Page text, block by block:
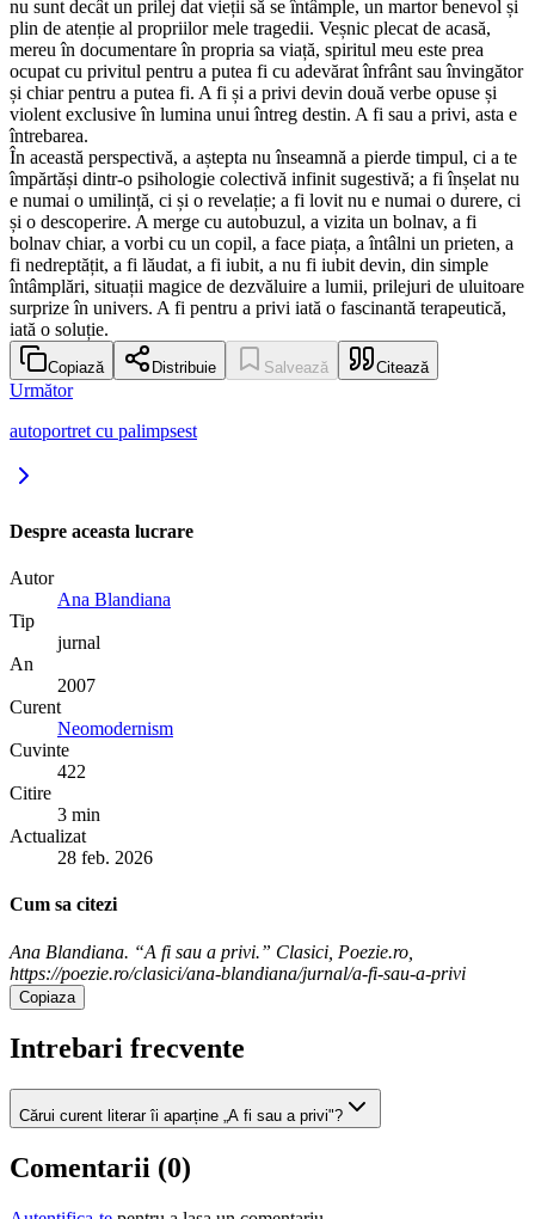
nu sunt decât un prilej dat vieții să se întâmple, un martor benevol și
plin de atenție al propriilor mele tragedii. Veșnic plecat de acasă,
mereu în documentare în propria sa viață, spiritul meu este prea
ocupat cu privitul pentru a putea fi cu adevărat înfrânt sau învingător
și chiar pentru a putea fi. A fi și a privi devin două verbe opuse și
violent exclusive în lumina unui întreg destin. A fi sau a privi, asta e
întrebarea.
În această perspectivă, a aștepta nu înseamnă a pierde timpul, ci a te
împărtăși dintr-o psihologie colectivă infinit sugestivă; a fi înșelat nu
e numai o umilință, ci și o revelație; a fi lovit nu e numai o durere, ci
și o descoperire. A merge cu autobuzul, a vizita un bolnav, a fi
bolnav chiar, a vorbi cu un copil, a face piața, a întâlni un prieten, a
fi nedreptățit, a fi lăudat, a fi iubit, a nu fi iubit devin, din simple
întâmplări, situații magice de dezvăluire a lumii, prilejuri de uluitoare
surprize în univers. A fi pentru a privi iată o fascinantă terapeutică,
iată o soluție.
Copiază Distribuie Salvează Citează
Următor
autoportret cu palimpsest
Despre aceasta lucrare
Autor
Ana Blandiana
Tip
jurnal
An
2007
Curent
Neomodernism
Cuvinte
422
Citire
3 min
Actualizat
28 feb. 2026
Cum sa citezi
Ana Blandiana. “A fi sau a privi.” Clasici, Poezie.ro,
https://poezie.ro/clasici/ana-blandiana/jurnal/a-fi-sau-a-privi
Copiaza
Intrebari frecvente
Cărui curent literar îi aparține „A fi sau a privi"?
Comentarii (0)